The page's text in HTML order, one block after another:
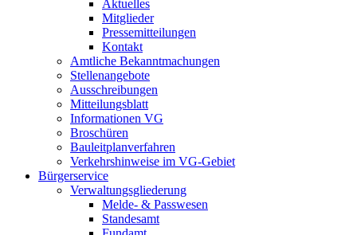
Aktuelles
Mitglieder
Pressemitteilungen
Kontakt
Amtliche Bekanntmachungen
Stellenangebote
Ausschreibungen
Mitteilungsblatt
Informationen VG
Broschüren
Bauleitplanverfahren
Verkehrshinweise im VG-Gebiet
Bürgerservice
Verwaltungsgliederung
Melde- & Passwesen
Standesamt